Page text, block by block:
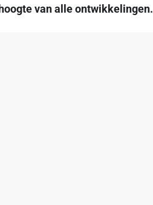
van alle ontwikkelingen.